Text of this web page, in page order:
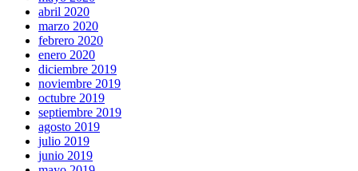
abril 2020
marzo 2020
febrero 2020
enero 2020
diciembre 2019
noviembre 2019
octubre 2019
septiembre 2019
agosto 2019
julio 2019
junio 2019